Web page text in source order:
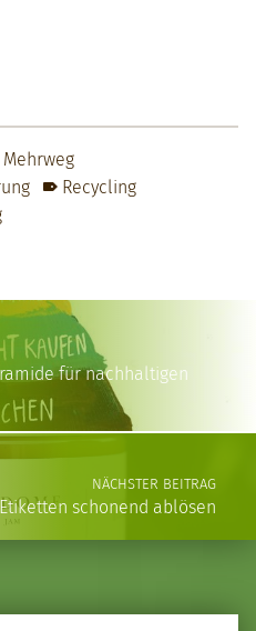
Mehrweg
Recycling
für nachhaltigen
NÄCHSTER BEITRAG
Etiketten schonend ablösen